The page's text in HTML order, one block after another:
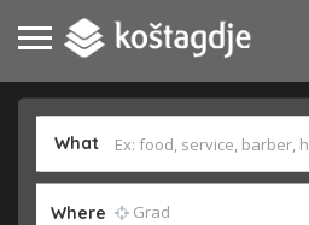
What
Where